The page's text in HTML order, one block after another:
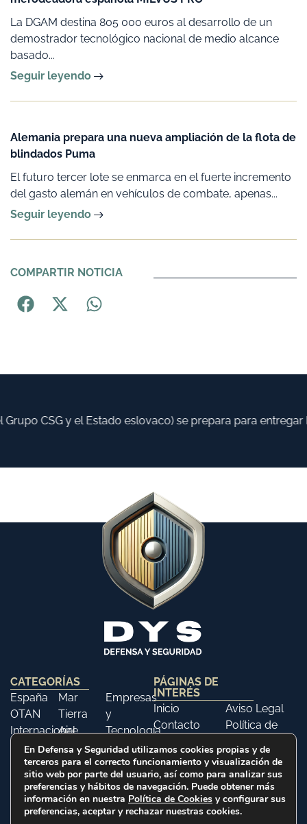
La DGAM destina 805 000 euros al desarrollo de un
demostrador tecnológico nacional de medio alcance
basado...
Seguir leyendo
Alemania prepara una nueva ampliación de la flota de
blindados Puma
El futuro tercer lote se enmarca en el fuerte incremento
del gasto alemán en vehículos de combate, apenas...
Seguir leyendo
COMPARTIR NOTICIA
CSG y el Estado eslovaco) se prepara para entregar
CATEGORÍAS
España
OTAN
Internacional
Opinión
Mar
Tierra
Aire
Libros
Empresas
y
Tecnología
Ferias y
Eventos
Historia
PÁGINAS DE
INTERÉS
Inicio
Contacto
Aviso Legal
Política de
Política de
Cookies
En Defensa y Seguridad utilizamos cookies propias y de
terceros para el correcto funcionamiento y visualización de
sitio web por parte del usuario, así como para analizar sus
preferencias y hábitos de navegación. Puede obtener más
información en nuestra Política de Cookies y configurar sus
preferencias, aceptar y rechazar nuestras cookies.